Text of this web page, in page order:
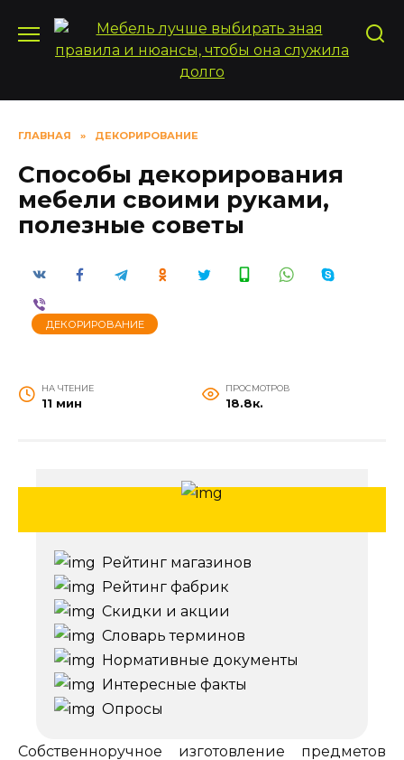
содержанию
ГЛАВНАЯ » ДЕКОРИРОВАНИЕ
Способы декорирования
мебели своими руками,
полезные советы
ДЕКОРИРОВАНИЕ
НА ЧТЕНИЕ
11 мин
ПРОСМОТРОВ
18.8к.
Рейтинг магазинов
Рейтинг фабрик
Скидки и акции
Словарь терминов
Нормативные документы
Интересные факты
Опросы
Собственноручное изготовление предметов